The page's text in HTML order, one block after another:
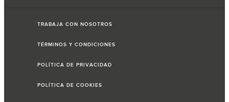
TRABAJA CON NOSOTROS
TÉRMINOS Y CONDICIONES
POLÍTICA DE PRIVACIDAD
POLÍTICA DE COOKIES